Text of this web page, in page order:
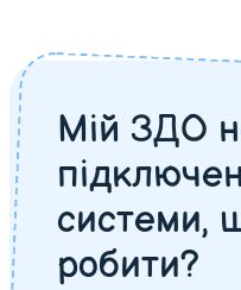
Мій ЗДО
системи,
робити?